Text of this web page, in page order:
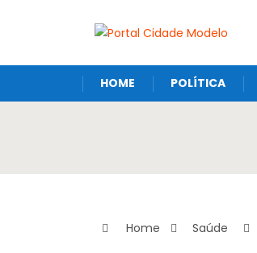
HOME POLÍTICA
Home Saúde